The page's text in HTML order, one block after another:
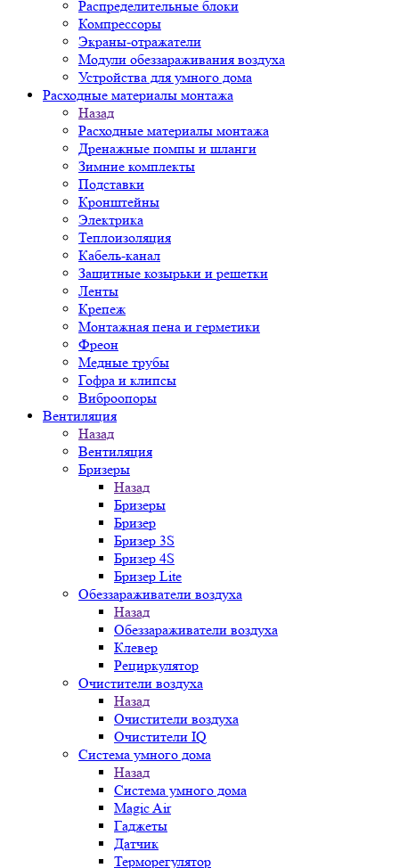
Распределительные блоки
Компрессоры
Экраны-отражатели
Модули обеззараживания воздуха
Устройства для умного дома
Расходные материалы монтажа
Назад
Расходные материалы монтажа
Дренажные помпы и шланги
Зимние комплекты
Подставки
Кронштейны
Электрика
Теплоизоляция
Кабель-канал
Защитные козырьки и решетки
Ленты
Крепеж
Монтажная пена и герметики
Фреон
Медные трубы
Гофра и клипсы
Виброопоры
Вентиляция
Назад
Вентиляция
Бризеры
Назад
Бризеры
Бризер
Бризер 3S
Бризер 4S
Бризер Lite
Обеззараживатели воздуха
Назад
Обеззараживатели воздуха
Клевер
Рециркулятор
Очистители воздуха
Назад
Очистители воздуха
Очистители IQ
Система умного дома
Назад
Система умного дома
Magic Air
Гаджеты
Датчик
Терморегулятор